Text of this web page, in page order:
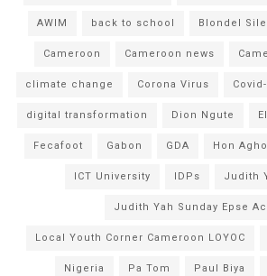
AWIM back to school Blondel
Cameroon Cameroon news
climate change Corona Virus
digital transformation Dion Ngute
Fecafoot Gabon GDA Hon
ICT University IDPs Judith
Judith Yah Sunday Epse
Local Youth Corner Cameroon LOYOC
Nigeria Pa Tom Paul Biya